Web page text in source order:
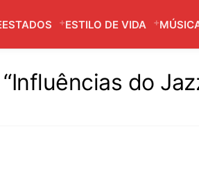
ESTADOS ESTILO DE VIDA
do